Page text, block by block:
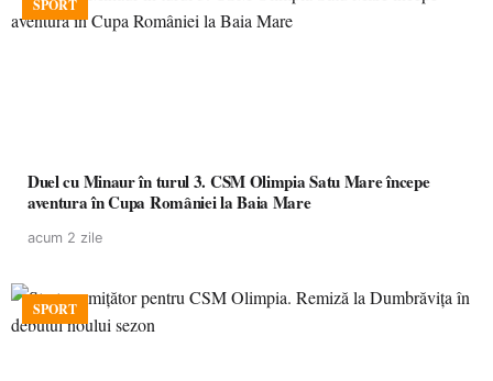
SPORT
Duel cu Minaur în turul 3. CSM Olimpia Satu Mare începe
aventura în Cupa României la Baia Mare
acum 2 zile
SPORT